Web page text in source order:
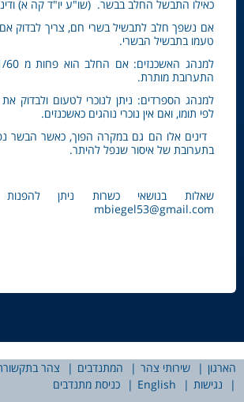
כאילו התבשל החלב בבשר. (שו"ע יו"ד קה א)
אם נשפך חלב לתבשיל בשרי חם, צריך לבדוק
טעמו בתבשיל הבשרי.
התערובת מותרת.
למנהג הספרדים: ניתן לנוכרי לטעום ולבדוק
לפי תומו, ואם אין נוכרי נוהגים כאשכנזים.
דינים אלו הם גם במקרה הפוך, כאשר הבשר
בתערובת של איסור שנפל להיתר.
שאלות בנושאי כשרות ניתן
mbiegel53@gmail.com
הארגון שירותי צהר המתנדבים צהר
נגישות
English כניסת מתנדבים